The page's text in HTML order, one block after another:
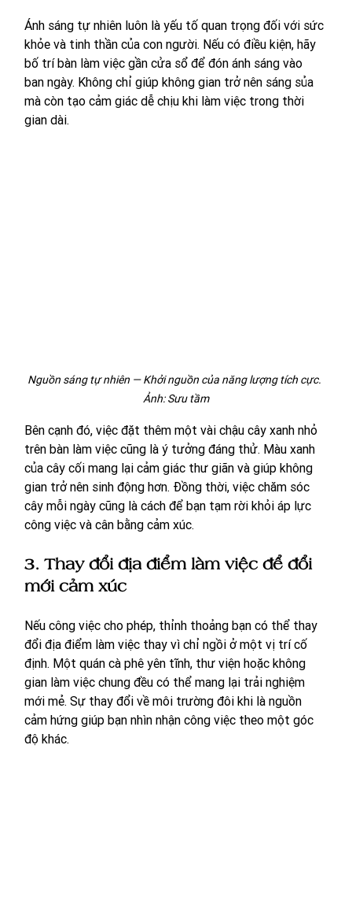
Ánh sáng tự nhiên luôn là yếu tố quan trọng đối với sức
khỏe và tinh thần của con người. Nếu có điều kiện, hãy
bố trí bàn làm việc gần cửa sổ để đón ánh sáng vào
ban ngày. Không chỉ giúp không gian trở nên sáng sủa
mà còn tạo cảm giác dễ chịu khi làm việc trong thời
gian dài.
Nguồn sáng tự nhiên — Khởi nguồn của năng lượng tích cực.
Ảnh: Sưu tầm
Bên cạnh đó, việc đặt thêm một vài chậu cây xanh nhỏ
trên bàn làm việc cũng là ý tưởng đáng thử. Màu xanh
của cây cối mang lại cảm giác thư giãn và giúp không
gian trở nên sinh động hơn. Đồng thời, việc chăm sóc
cây mỗi ngày cũng là cách để bạn tạm rời khỏi áp lực
công việc và cân bằng cảm xúc.
3. Thay đổi địa điểm làm việc để đổi
mới cảm xúc
Nếu công việc cho phép, thỉnh thoảng bạn có thể thay
đổi địa điểm làm việc thay vì chỉ ngồi ở một vị trí cố
định. Một quán cà phê yên tĩnh, thư viện hoặc không
gian làm việc chung đều có thể mang lại trải nghiệm
mới mẻ. Sự thay đổi về môi trường đôi khi là nguồn
cảm hứng giúp bạn nhìn nhận công việc theo một góc
độ khác.